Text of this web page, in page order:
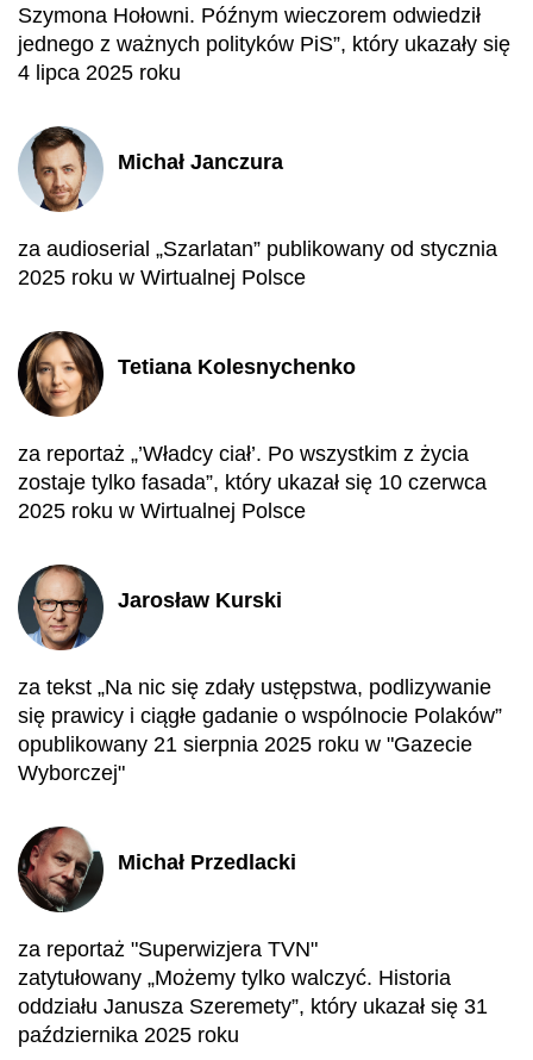
Szymona Hołowni. Późnym wieczorem odwiedził
jednego z ważnych polityków PiS”, który ukazały się
4 lipca 2025 roku
Michał Janczura
za audioserial „Szarlatan” publikowany od stycznia
2025 roku w Wirtualnej Polsce
Tetiana Kolesnychenko
za reportaż „’Władcy ciał’. Po wszystkim z życia
zostaje tylko fasada”, który ukazał się 10 czerwca
2025 roku w Wirtualnej Polsce
Jarosław Kurski
za tekst „Na nic się zdały ustępstwa, podlizywanie
się prawicy i ciągłe gadanie o wspólnocie Polaków”
opublikowany 21 sierpnia 2025 roku w "Gazecie
Wyborczej"
Michał Przedlacki
za reportaż "Superwizjera TVN"
zatytułowany „Możemy tylko walczyć. Historia
oddziału Janusza Szeremety”, który ukazał się 31
października 2025 roku